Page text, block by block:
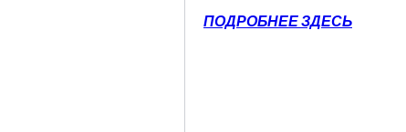
ПОДРОБНЕЕ ЗДЕСЬ